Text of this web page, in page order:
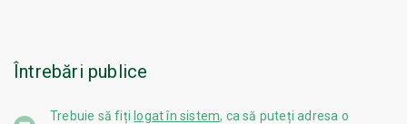
Întrebări publice
Trebuie să fiți logat în sistem, ca să puteți adresa o